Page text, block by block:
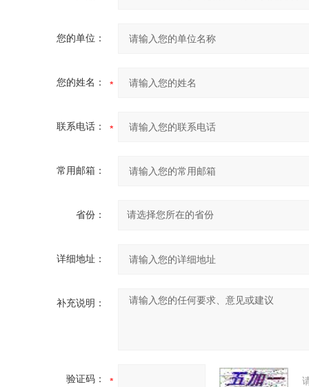
您的单位：
您的姓名：
联系电话：
常用邮箱：
省份：
详细地址：
补充说明：
验证码：